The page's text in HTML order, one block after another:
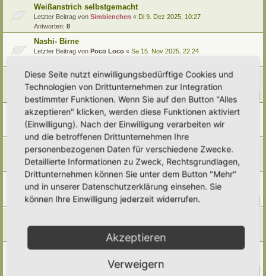
Weißanstrich selbstgemacht
Letzter Beitrag von Simbienchen « Di 9. Dez 2025, 10:27
Antworten: 8
Nashi- Birne
Letzter Beitrag von Poco Loco « Sa 15. Nov 2025, 22:24
Pfirsich
Letzter Beitrag vonAlma« Sa 15. Nov 2025, 07:16
Antworten:
13
Fallobst entfernen?
Letzter Beitrag von Poco Loco« Fr 14. Nov 2025, 22:53
Antworten:
5
Walnüsse
Letzter Beitrag von
Antworten: 7
Quitten
Letzter Beitrag vonAnn1981 «Mo 27. Okt 2025, 19:15
Antworten:12
Letzter Beitrag vonAmarille«Mi 17. Sep 2025, 16:00
Wein
Ann1981
Do 14. Aug 2025, 09:23
Diese Seite nutzt einwilligungsbedürftige Cookies und
Technologien von Drittunternehmen zur Integration
bestimmter Funktionen. Wenn Sie auf den Button "Alles
akzeptieren" klicken, werden diese Funktionen aktiviert
(Einwilligung). Nach der Einwilligung verarbeiten wir
und die betroffenen Drittunternehmen Ihre
personenbezogenen Daten für verschiedene Zwecke.
Detaillierte Informationen zu Zweck, Rechtsgrundlagen,
Drittunternehmen können Sie unter dem Button "Mehr"
und in unserer Datenschutzerklärung einsehen. Sie
können Ihre Einwilligung jederzeit widerrufen.
Akzeptieren
Verweigern